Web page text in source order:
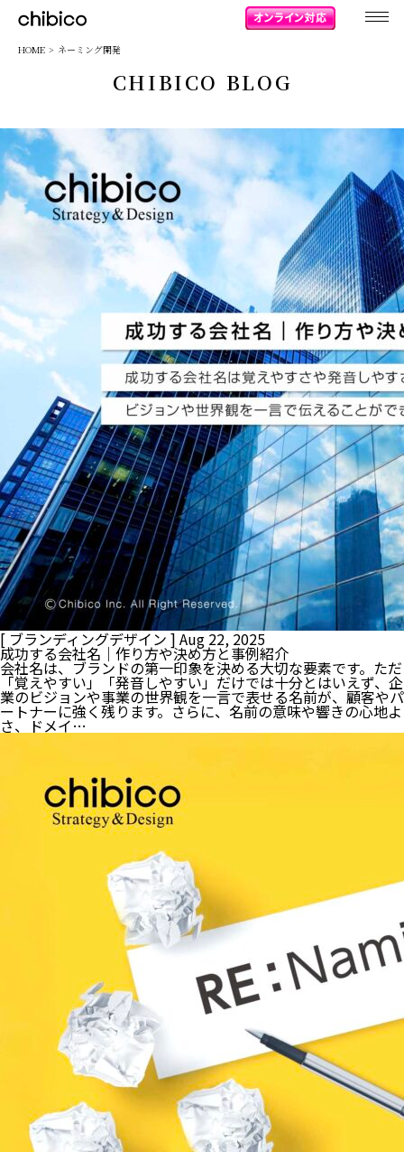
chibico
HOME ネーミング開発
CHIBICO BLOG
[ ブランディングデザイン ] Aug 22, 2025
成功する会社名｜作り方や決め方と事例紹介
会社名は、ブランドの第一印象を決める大切な要素です。ただ
「覚えやすい」「発音しやすい」だけでは十分とはいえず、企
業のビジョンや事業の世界観を一言で表せる名前が、顧客やパ
ートナーに強く残ります。さらに、名前の意味や響きの心地よ
さ、ドメイ…